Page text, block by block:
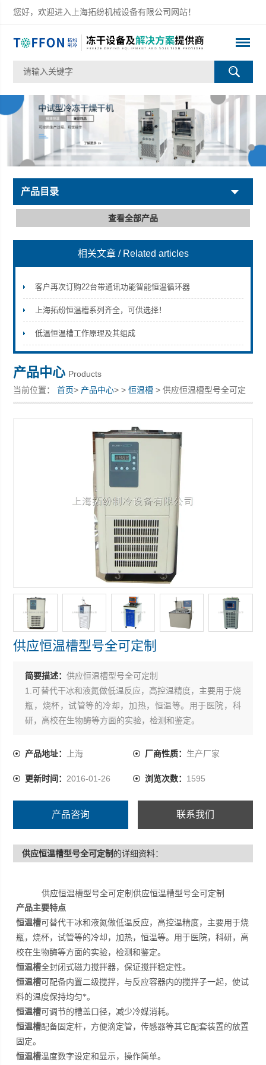
您好，欢迎进入上海拓纷机械设备有限公司网站！
上海拓纷机械设备有限公司
产品目录
查看全部产品
相关文章 / Related articles
客户再次订购22台带通讯功能智能恒温循环器
上海拓纷恒温槽系列齐全，可供选择！
低温恒温槽工作原理及其组成
产品中心 Products
当前位置：首页> 产品中心> >恒温槽 > 供应恒温槽型号全可定
制
供应恒温槽型号全可定制
简要描述：供应恒温槽型号全可定制
1.可替代干冰和液氮做低温反应，高控温精度，主要用于烧
瓶，烧杯，试管等的冷却，加热，恒温等。用于医院，科
研，高校在生物酶等方面的实验，检测和鉴定。
3.可配备内置二级搅拌，与反应容器内的搅拌子一起，使试
4.可调节的槽盖口径，减少冷媒消耗。
产品地址： 上海 厂商性质： 生产厂家
更新时间： 2016-01-26 浏览次数： 1595
产品咨询 联系我们
供应恒温槽型号全可定制 的详细资料：
供应恒温槽型号全可定制供应恒温槽型号全可定制
产品主要特点
恒温槽可替代干冰和液氮做低温反应，高控温精度，主要用于烧
瓶，烧杯，试管等的冷却，加热，恒温等。用于医院，科研，高
校在生物酶等方面的实验，检测和鉴定。
恒温槽全封闭式磁力搅拌器，保证搅拌稳定性。
恒温槽可配备内置二级搅拌，与反应容器内的搅拌子一起，使试
料的温度保持均匀*。
恒温槽可调节的槽盖口径，减少冷媒消耗。
恒温槽配备固定杆，方便滴定管，传感器等其它配套装置的放置
固定。
恒温槽温度数字设定和显示，操作简单。